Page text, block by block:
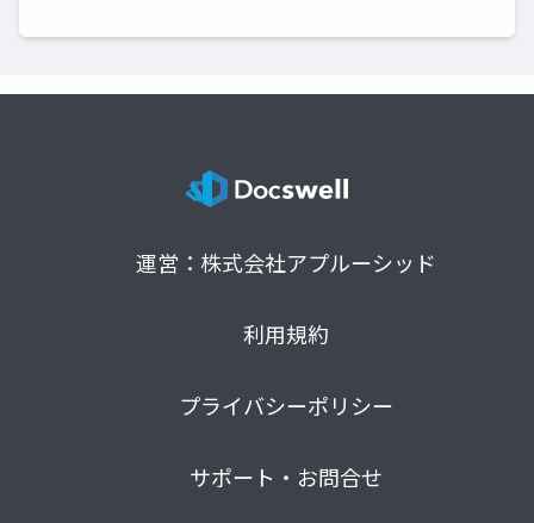
運営：株式会社アプルーシッド
利用規約
プライバシーポリシー
サポート・お問合せ